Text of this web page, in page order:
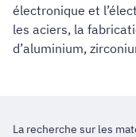
électronique et
les aciers, la
d’aluminium,
La recherche sur les